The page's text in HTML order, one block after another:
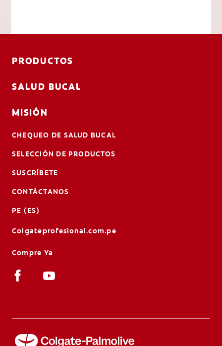
PRODUCTOS
SALUD BUCAL
MISIÓN
CHEQUEO DE SALUD BUCAL
SELECCIÓN DE PRODUCTOS
SUSCRÍBETE
CONTÁCTANOS
PE (ES)
Colgateprofesional.com.pe
Compre Ya